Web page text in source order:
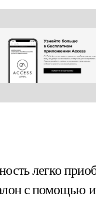
легко
с помощью